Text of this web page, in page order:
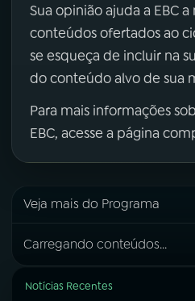
Sua opinião ajuda a EBC
conteúdos ofertados ao
se esqueça de incluir na
do conteúdo alvo de sua
Para mais informações
EBC, acesse a página
Veja mais do Programa
Carregando conteúdos...
Notícias Recentes